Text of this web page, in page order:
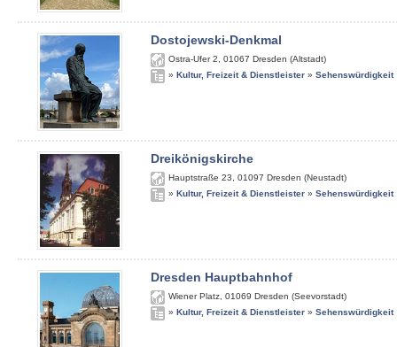
Dostojewski-Denkmal
Ostra-Ufer 2 01067 Dresden (Altstadt)
» Kultur, Freizeit & Dienstleister » Sehenswürdigkeit
Dreikönigskirche
Hauptstraße 23 01097 Dresden (Neustadt)
» Kultur, Freizeit & Dienstleister » Sehenswürdigkeit
Dresden Hauptbahnhof
Wiener Platz 01069 Dresden (Seevorstadt)
» Kultur, Freizeit & Dienstleister » Sehenswürdigkeit